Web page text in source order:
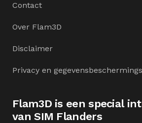
Contact
Over Flam3D
Disclaimer
Privacy en
Flam3D is een special
van SIM Flanders